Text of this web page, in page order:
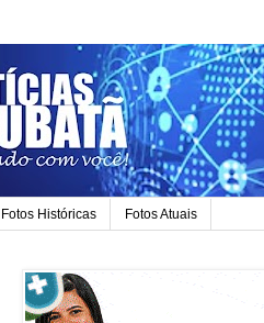
Fotos Históricas Fotos Atuais